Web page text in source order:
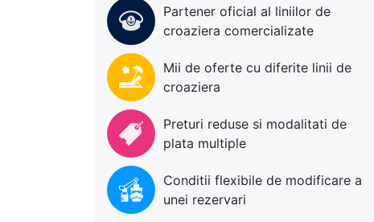
Partener oficial al liniilor de
croaziera comercializate
Mii de oferte cu diferite linii de
croaziera
Preturi reduse si modalitati de
plata multiple
Conditii flexibile de modificare a
unei rezervari